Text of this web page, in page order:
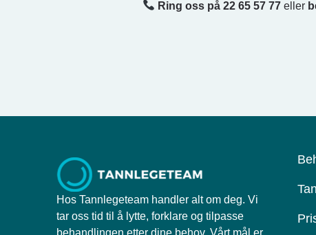
Ring oss på 22 65 57 77 eller
Hos Tannlegeteam handler alt om deg. Vi
tar oss tid til å lytte, forklare og tilpasse
behandlingen etter dine behov. Vårt mål er